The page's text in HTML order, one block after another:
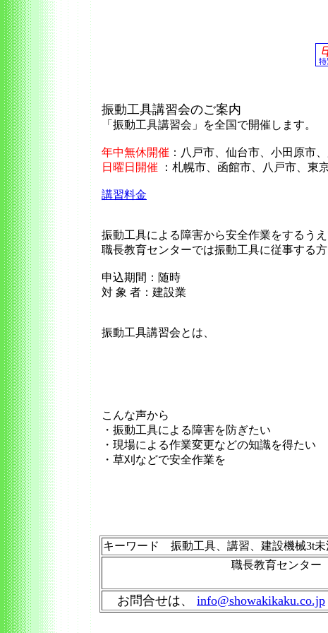
振動工具講習会のご案内
「振動工具講習会」を全国で開催します。
年中無休開催 ：八戸市、仙台市、小田原市
日曜日開催 ：札幌市、函館市、八戸市、東
講習料金
振動工具による障害から安全作業をするう
職長教育センターでは振動工具に従事する
申込期間：随時
対 象 者：建設業
振動工具講習会とは、
こんな声から
・振動工具による障害を防ぎたい
・現場による作業変更などの知識を得たい
・草刈などで安全作業を
キーワード 振動工具、講習、建設機械3t
職長教育センタ
お問合せは、 info@showakikaku.co.jp